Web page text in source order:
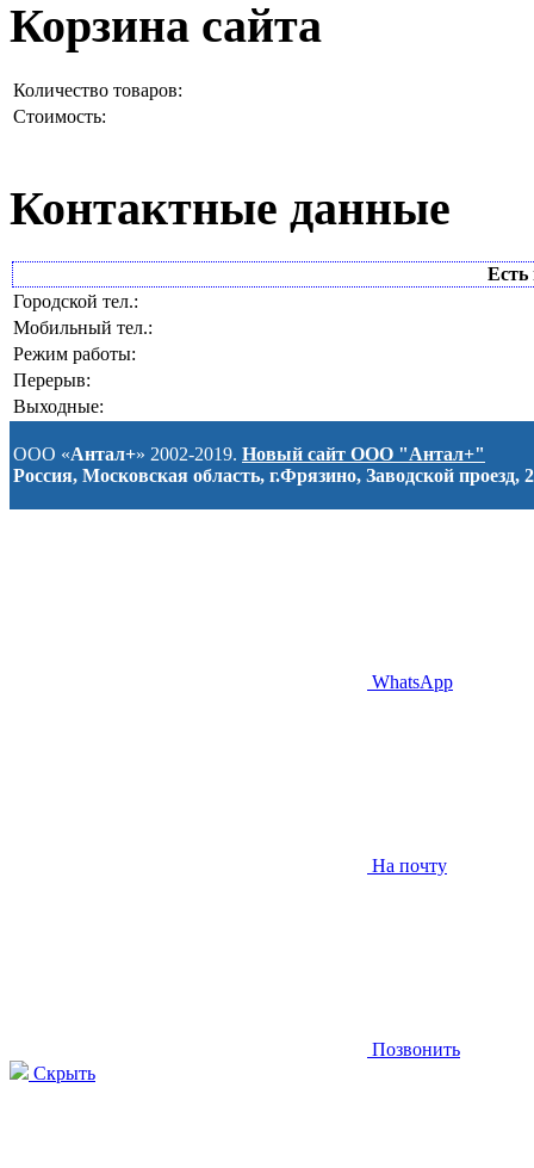
Корзина сайта
Количество товаров:
Стоимость:
Контактные данные
Есть
Городской тел.:
Мобильный тел.:
Режим работы:
Перерыв:
Выходные:
ООО «Антал+» 2002-2019. Новый сайт ООО "Антал+"
Россия, Московская область, г.Фрязино, Заводской проезд, 2
WhatsApp
На почту
Позвонить
Скрыть